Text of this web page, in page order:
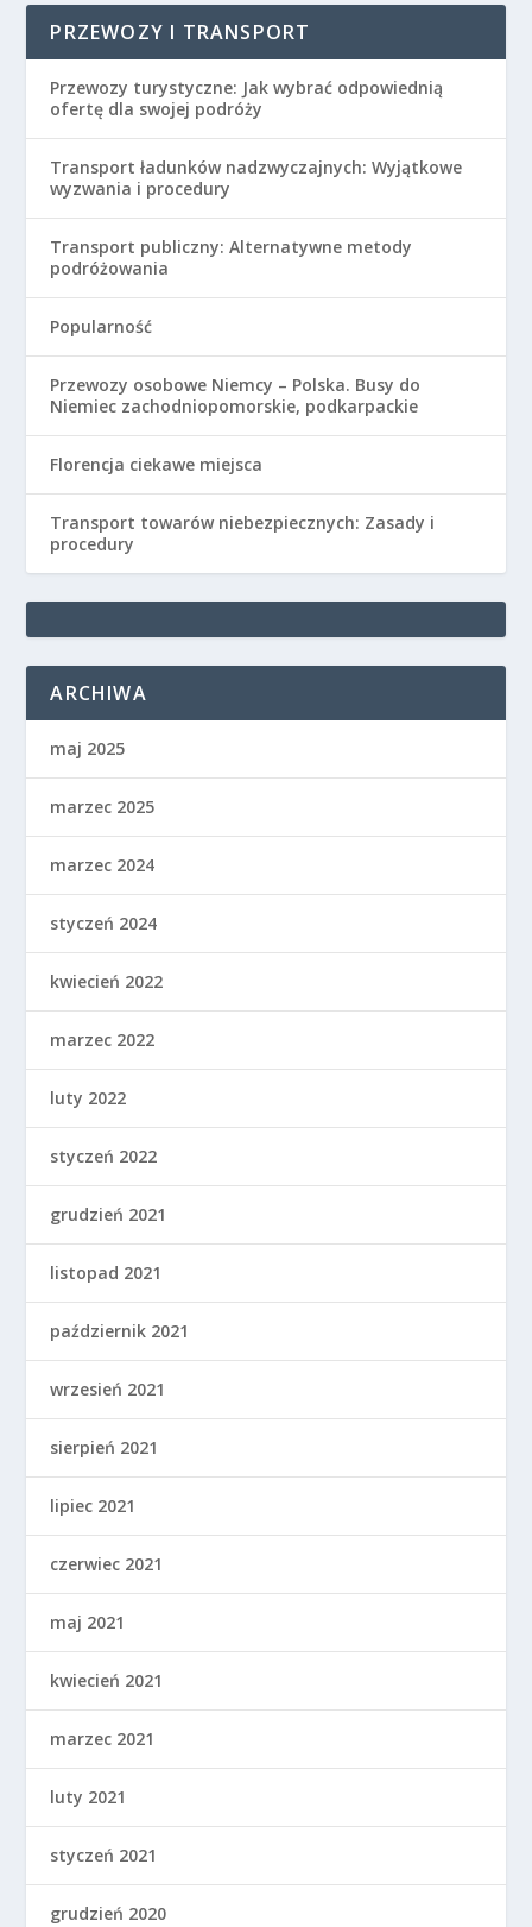
PRZEWOZY I TRANSPORT
Przewozy turystyczne: Jak wybrać odpowiednią
ofertę dla swojej podróży
Transport ładunków nadzwyczajnych: Wyjątkowe
wyzwania i procedury
Transport publiczny: Alternatywne metody
podróżowania
Popularność
Przewozy osobowe Niemcy – Polska. Busy do
Niemiec zachodniopomorskie, podkarpackie
Florencja ciekawe miejsca
Transport towarów niebezpiecznych: Zasady i
procedury
ARCHIWA
maj 2025
marzec 2025
marzec 2024
styczeń 2024
kwiecień 2022
marzec 2022
luty 2022
styczeń 2022
grudzień 2021
listopad 2021
październik 2021
wrzesień 2021
sierpień 2021
lipiec 2021
czerwiec 2021
maj 2021
kwiecień 2021
marzec 2021
luty 2021
styczeń 2021
grudzień 2020